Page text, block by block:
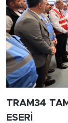
TRAM34
ESERİ